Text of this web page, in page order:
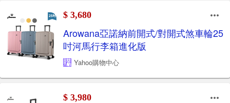
$ 3,680
Arowana亞諾納前開式/對開式煞車輪25
吋河馬行李箱進化版
Yahoo購物中心
$ 3,980